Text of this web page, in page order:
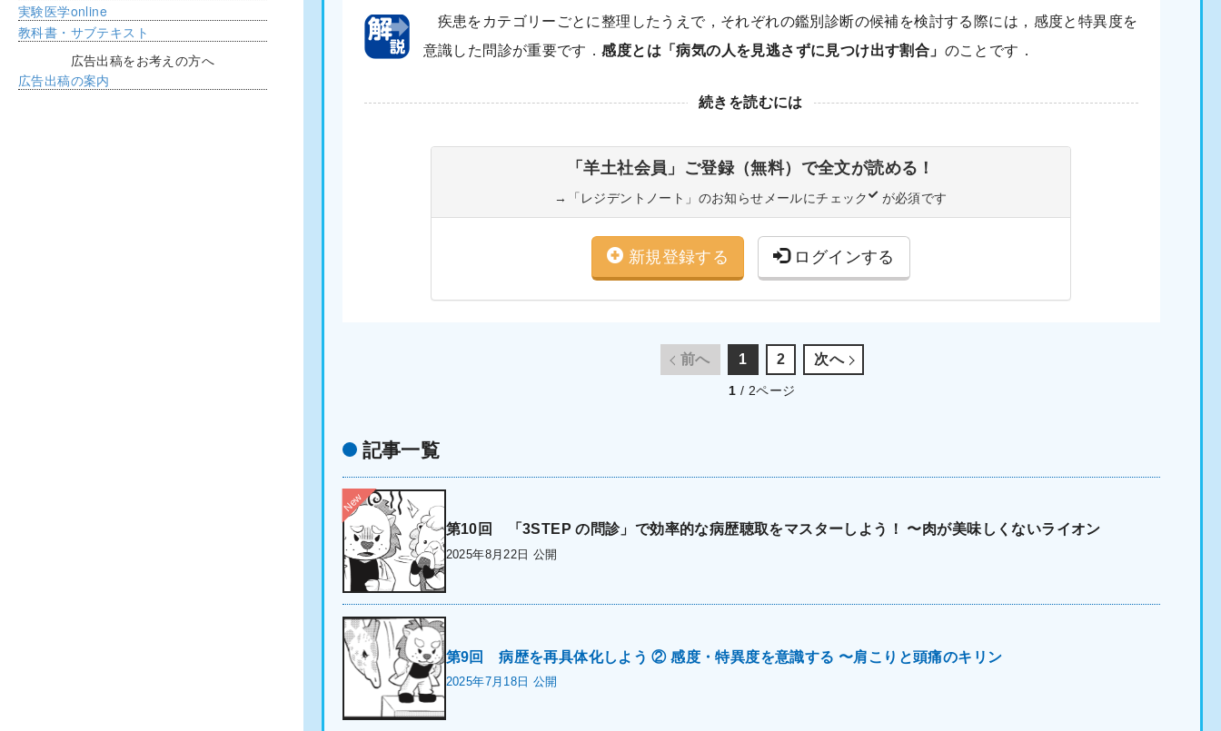
疾患をカテゴリーごとに整理したうえで，それぞれの鑑別診断の候補を検討する際には，感度と特異度を
意識した問診が重要です．感度とは「病気の人を見逃さずに見つけ出す割合」 のことです．
続きを読むには
「羊土社会員」ご登録（無料）で全文が読める！
→ 「レジデントノート」のお知らせメールにチェック が必須です
新規登録する ログインする
前へ 1 2 次へ
1 / 2ページ
記事一覧
New
第10回 「3STEP の問診」で効率的な病歴聴取をマスターしよう！ 〜肉が美味しくないライオン
2025年8月22日 公開
第9回 病歴を再具体化しよう ② 感度・特異度を意識する 〜肩こりと頭痛のキリン
2025年7月18日 公開
実験医学online
教科書・サブテキスト
広告出稿をお考えの方へ
広告出稿の案内